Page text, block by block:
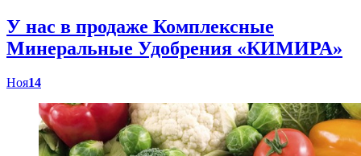
У нас в продаже Комплексные
Минеральные Удобрения «КИМИРА»
Ноя14